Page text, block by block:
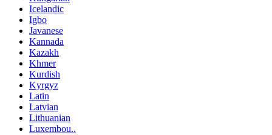
Icelandic
Igbo
Javanese
Kannada
Kazakh
Khmer
Kurdish
Kyrgyz
Latin
Latvian
Lithuanian
Luxembou..